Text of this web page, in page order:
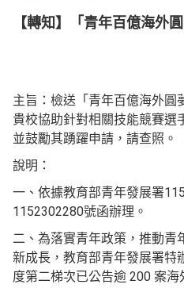
【轉知】「青年百億海外
主旨：檢送「青年百億海外圓
貴校協助針對相關技能競賽選
並鼓勵其踴躍申請，請查照。
說明：
一、依據教育部青年發展署
1152302280號函辦理。
二、為落實青年政策，推動青
新成長，教育部青年發展署特
度第二梯次已公告逾 200 案海